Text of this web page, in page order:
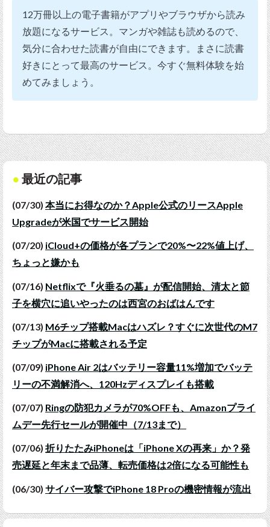
12万冊以上の電子書籍がアプリやブラウザから読み
放題になるサービス。マンガや雑誌も読めるので、
気分に合わせた読書が自由にできます。まさに読書
好きにとって最高のサービス。今すぐ無料体験を始
めてみましょう。
最近の記事
(07/30) 本当にお得なのか？Apple公式のリースApple
Upgradeが米国でサービス開始
(07/20) iCloud+の価格が各プランで20%〜22%値上げ、
ちょっと嫌かも
(07/16) Netflixで『火垂るの墓』が配信開始、清太と節
子を横穴に追いやったのは西宮のおばはんです
(07/13) M6チップ搭載Macはハズレ？すぐに次世代のM7
チップがMacに搭載される予定
(07/09) iPhone Air 2はバッテリー容量11%増加でバッテ
リーの不満解消へ、120Hzディスプレイも搭載
(07/07) Ringの防犯カメラが70%OFFも、Amazonプライ
ムデー先行セールが開催中（7/13まで）
(07/06) 折りたたみiPhoneは「iPhone Xの再来」か？発
売遅延と年末まで品薄、転売価格は2倍になる可能性も
(06/30) サイバー攻撃でiPhone 18 Proの機密情報が流出